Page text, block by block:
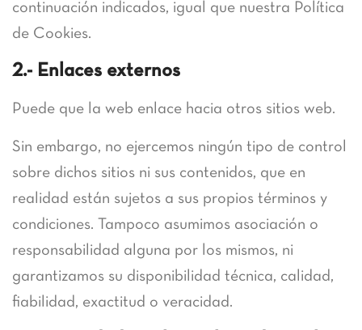
continuación indicados, igual que nuestra Política
de Cookies.
2.- Enlaces externos
Puede que la web enlace hacia otros sitios web.
Sin embargo, no ejercemos ningún tipo de control
sobre dichos sitios ni sus contenidos, que en
realidad están sujetos a sus propios términos y
condiciones. Tampoco asumimos asociación o
responsabilidad alguna por los mismos, ni
garantizamos su disponibilidad técnica, calidad,
fiabilidad, exactitud o veracidad.